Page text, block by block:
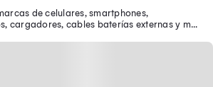
de celulares, smartphones,
cargadores, cables baterías externas y más